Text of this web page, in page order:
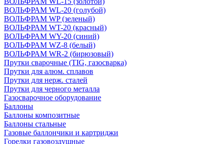
ВОЛЬФРАМ WL-20 (голубой)
ВОЛЬФРАМ WP (зеленый)
ВОЛЬФРАМ WT-20 (красный)
ВОЛЬФРАМ WY-20 (синий)
ВОЛЬФРАМ WZ-8 (белый)
ВОЛЬФРАМ WR-2 (бирюзовый)
Прутки сварочные (TIG, газосварка)
Прутки для алюм. сплавов
Прутки для нерж. сталей
Прутки для черного металла
Газосварочное оборудование
Баллоны
Баллоны композитные
Баллоны стальные
Газовые баллончики и картриджи
Горелки газовоздушные